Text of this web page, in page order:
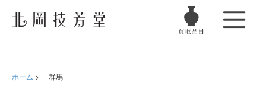
ホーム > 群馬